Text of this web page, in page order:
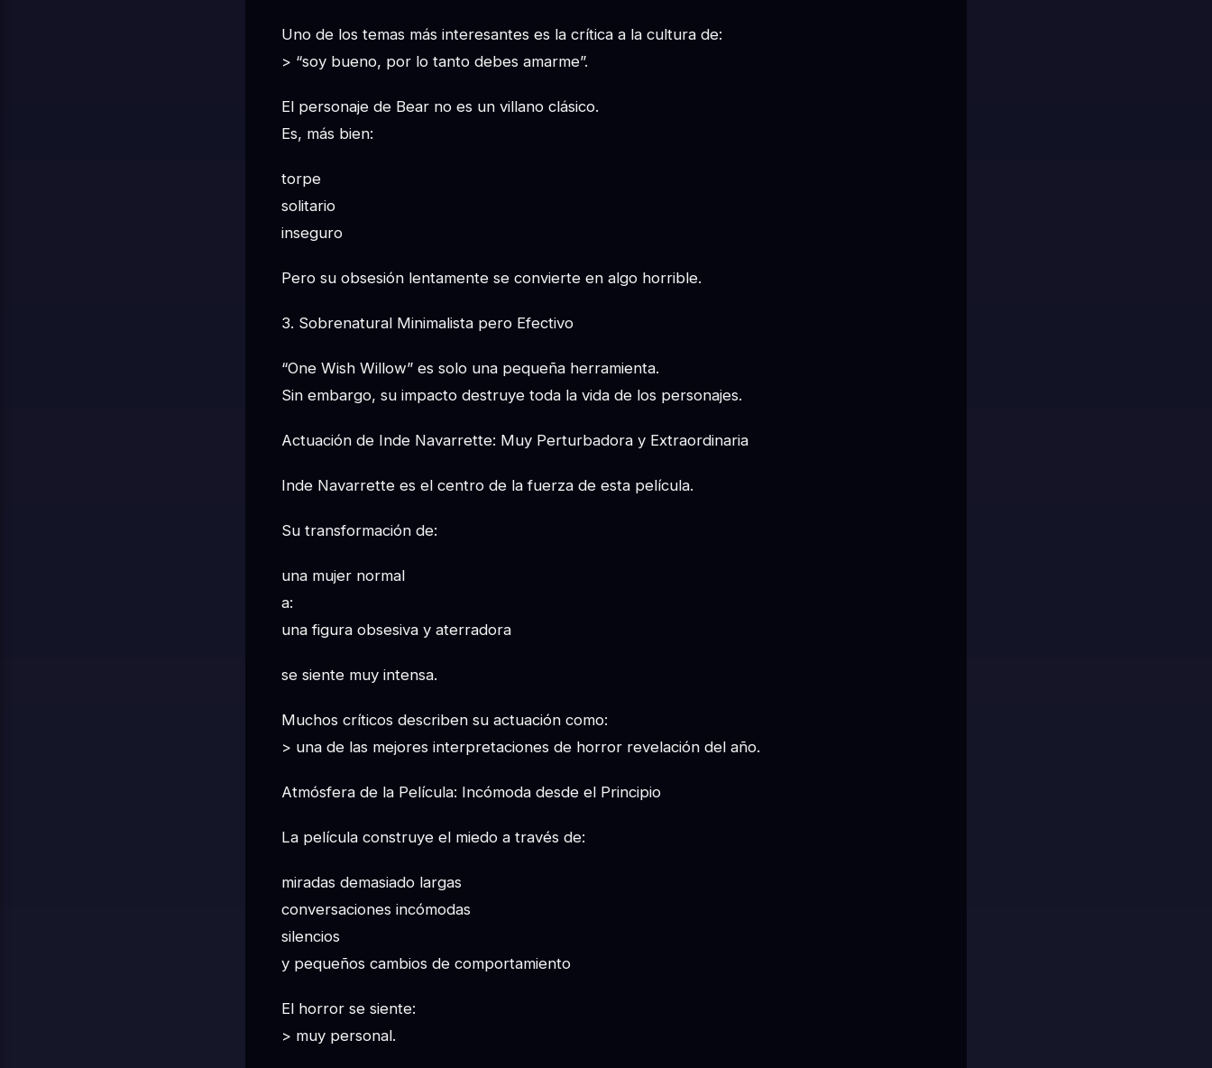
Uno de los temas más interesantes es la crítica a la cultura de:
> “soy bueno, por lo tanto debes amarme”.
El personaje de Bear no es un villano clásico.
Es, más bien:
torpe
solitario
inseguro
Pero su obsesión lentamente se convierte en algo horrible.
3. Sobrenatural Minimalista pero Efectivo
“One Wish Willow” es solo una pequeña herramienta.
Sin embargo, su impacto destruye toda la vida de los personajes.
Actuación de Inde Navarrette: Muy Perturbadora y Extraordinaria
Inde Navarrette es el centro de la fuerza de esta película.
Su transformación de:
una mujer normal
a:
una figura obsesiva y aterradora
se siente muy intensa.
Muchos críticos describen su actuación como:
> una de las mejores interpretaciones de horror revelación del año.
Atmósfera de la Película: Incómoda desde el Principio
La película construye el miedo a través de:
miradas demasiado largas
conversaciones incómodas
silencios
y pequeños cambios de comportamiento
El horror se siente:
> muy personal.